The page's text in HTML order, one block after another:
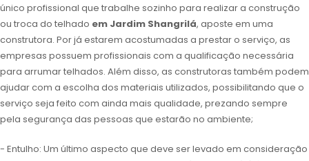
único profissional que trabalhe sozinho para realizar a construção
ou troca do telhado em Jardim Shangrilá, aposte em uma
construtora. Por já estarem acostumadas a prestar o serviço, as
empresas possuem profissionais com a qualificação necessária
para arrumar telhados. Além disso, as construtoras também podem
ajudar com a escolha dos materiais utilizados, possibilitando que o
serviço seja feito com ainda mais qualidade, prezando sempre
pela segurança das pessoas que estarão no ambiente;
- Entulho: Um último aspecto que deve ser levado em consideração